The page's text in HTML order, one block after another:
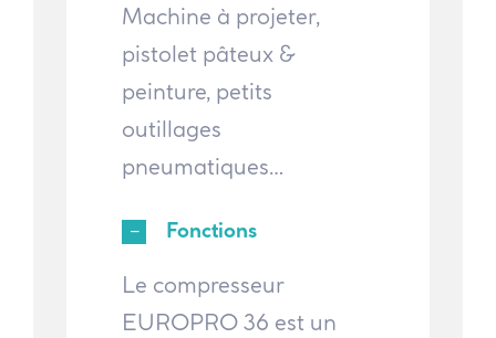
Machine à projeter,
pistolet pâteux &
peinture, petits
outillages
pneumatiques…
Fonctions
Le compresseur
EUROPRO 36 est un